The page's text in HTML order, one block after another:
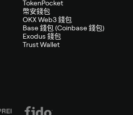
TokenPocket
幣安錢包
OKX Web3 錢包
Base 錢包 (Coinbase 錢包)
Exodus 錢包
Trust Wallet